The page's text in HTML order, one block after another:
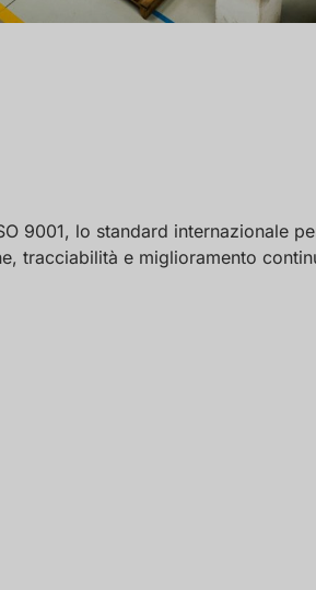
9001, lo standard internazionale
tracciabilità e miglioramento